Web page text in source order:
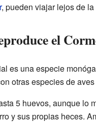
, pueden viajar lejos de
el
es una especie
otras especies de
5 huevos, aunque lo
y sus propias heces.